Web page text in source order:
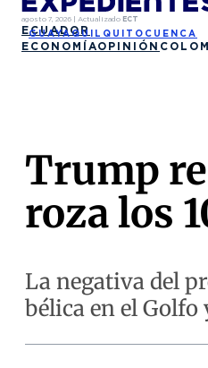
agosto 7, 2026 | Actualizado ECT
ECUADOR
GUAYAQUIL QUITO CUENCA
ECONOMÍAOPINIÓN
Trump
roza los
La negativa del
bélica en el